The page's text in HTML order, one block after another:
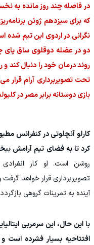
در فاصله چند روز مانده به
که برای سیزدهم ژوئن
نگرانی در اردوی این تیم
دو در عضله دوقلوی ساق پای
روند درمان خود را دنبال
تحت تصویربرداری آر‌ام قرار
بازی دوستانه برابر مصر در
کارلو آنچلوتی در کنفرانس
کرد تا به فضای تیم آرامش
روشن است. او کار
تصویربرداری قرار خواهد
آینده به تمرینات گروهی
با این حال، این سرمربی
افتتاحیه بسیار فشرده است و